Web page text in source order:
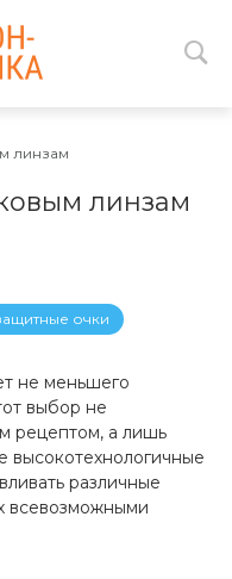
линзам
линзам
очки
не меньшего
выбор не
рецептом, а лишь
высокотехнологичные
различные
всевозможными